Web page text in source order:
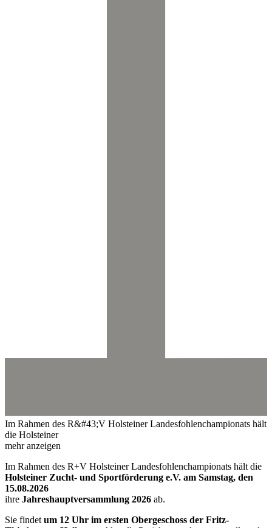
Im Rahmen des R&#43;V Holsteiner Landesfohlenchampionats hält
die Holsteiner
mehr anzeigen
Im Rahmen des R+V Holsteiner Landesfohlenchampionats hält die
Holsteiner Zucht- und Sportförderung e.V. am Samstag, den
15.08.2026
ihre Jahreshauptversammlung 2026 ab.
Sie findet um 12 Uhr im ersten Obergeschoss der Fritz-